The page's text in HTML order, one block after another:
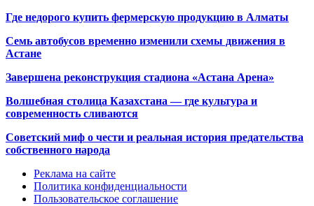
Где недорого купить фермерскую продукцию в Алматы
Семь автобусов временно изменили схемы движения в
Астане
Завершена реконструкция стадиона «Астана Арена»
Волшебная столица Казахстана — где культура и
современность сливаются
Советский миф о чести и реальная история предательства
собственного народа
Реклама на сайте
Политика конфиденциальности
Пользовательское соглашение